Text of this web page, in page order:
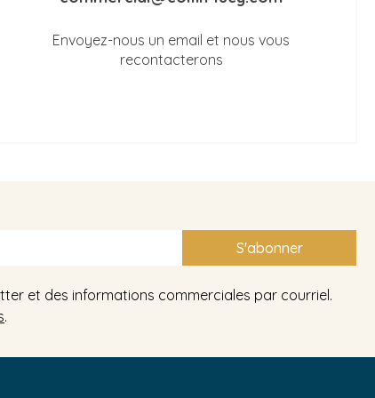
Envoyez-nous un email et nous vous
recontacterons
S'abonner
et des informations commerciales par courriel.
.